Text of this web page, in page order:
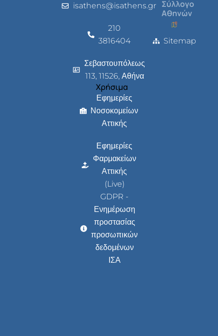
isathens@isathens.gr
210
3816404
Σεβαστουπόλεως
113, 11526, Αθήνα
Χρήσιμα
Εφημερίες
Νοσοκομείων
Αττικής
Εφημερίες
Φαρμακείων
Αττικής
(Live)
GDPR -
Ενημέρωση
προστασίας
προσωπικών
δεδομένων
ΙΣΑ
Σύλλογο
Αθηνών
Sitemap